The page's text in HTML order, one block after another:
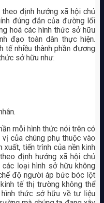
định hướng xã hội chủ
đúng đắn của đường lối
hoá các hình thức sở hữu
đạo toàn dân thực hiện.
tế nhiều thành phần đương
sở hữu như:
mỗi hình thức nói trên có
của chúng phụ thuộc vào
tiến trình của nền kinh
định hướng xã hội chủ
loại hình sở hữu không
độ người áp bức bóc lột
tế thị trường không thể
thức sở hữu về tư liệu